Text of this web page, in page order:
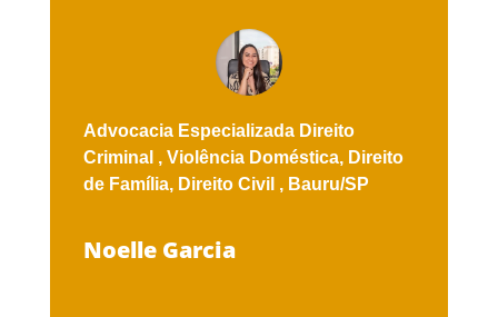
Advocacia Especializada Direito
Criminal , Violência Doméstica, Direito
de Família, Direito Civil , Bauru/SP
Noelle Garcia